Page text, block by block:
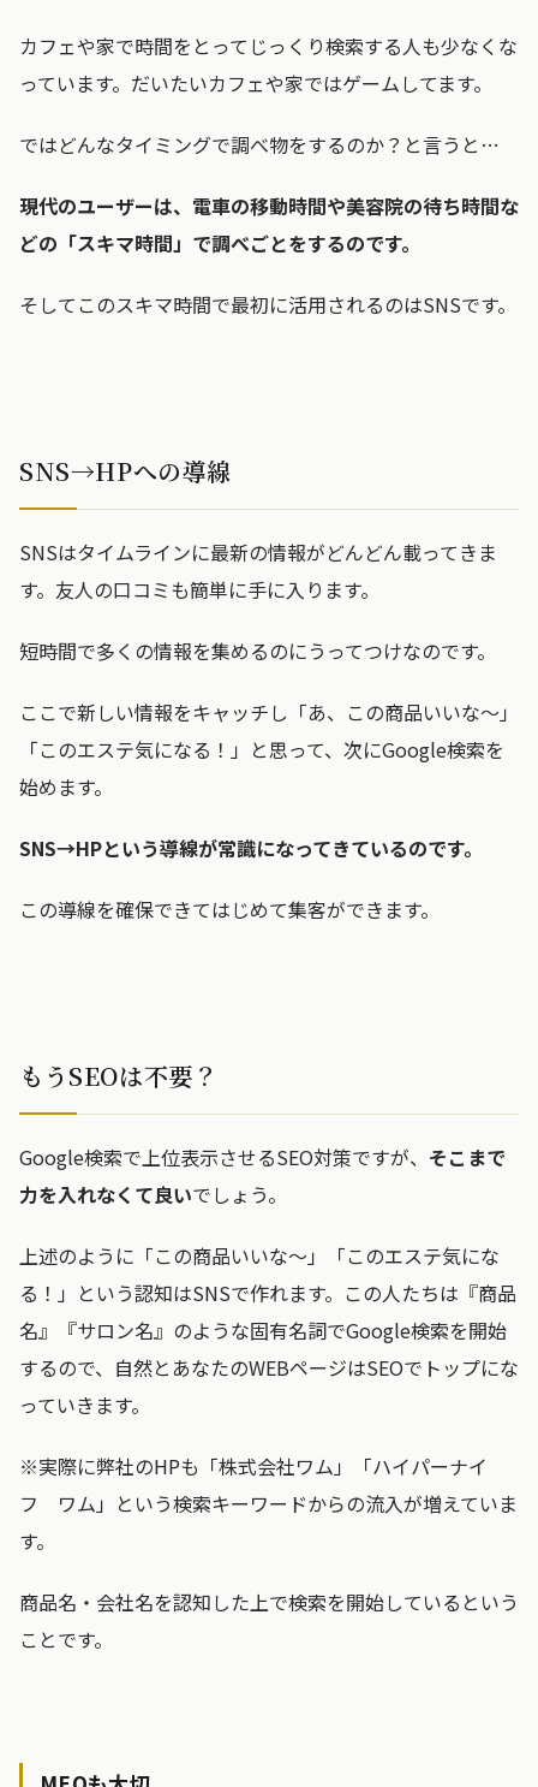
カフェや家で時間をとってじっくり検索する人も少なくな
っています。だいたいカフェや家ではゲームしてます。
ではどんなタイミングで調べ物をするのか？と言うと…
現代のユーザーは、電車の移動時間や美容院の待ち時間な
どの「スキマ時間」で調べごとをするのです。
そしてこのスキマ時間で最初に活用されるのはSNSです。
SNS→HPへの導線
SNSはタイムラインに最新の情報がどんどん載ってきま
す。友人の口コミも簡単に手に入ります。
短時間で多くの情報を集めるのにうってつけなのです。
ここで新しい情報をキャッチし「あ、この商品いいな〜」
「このエステ気になる！」と思って、次にGoogle検索を
始めます。
SNS→HPという導線が常識になってきているのです。
この導線を確保できてはじめて集客ができます。
もうSEOは不要？
Google検索で上位表示させるSEO対策ですが、 そこまで
力を入れなくて良いでしょう。
上述のように「この商品いいな〜」「このエステ気にな
る！」という認知はSNSで作れます。この人たちは『商品
名』『サロン名』のような固有名詞でGoogle検索を開始
するので、自然とあなたのWEBページはSEOでトップにな
っていきます。
※実際に弊社のHPも「株式会社ワム」「ハイパーナイ
フ ワム」という検索キーワードからの流入が増えていま
す。
商品名・会社名を認知した上で検索を開始しているという
ことです。